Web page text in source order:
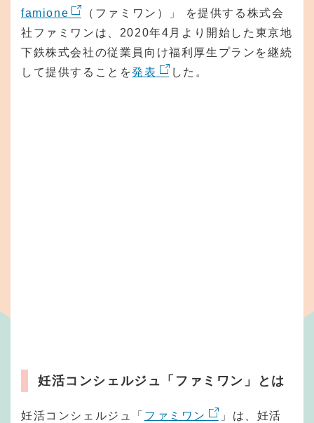
famione
（ファミワン）」 を提供する株式会
社ファミワンは、2020年4月より開始した東京地
下鉄株式会社の従業員向け福利厚生プランを継続
して提供することを発表 した。
妊活コンシェルジュ「ファミワン」とは
妊活コンシェルジュ「 ファミワン
」は、妊活